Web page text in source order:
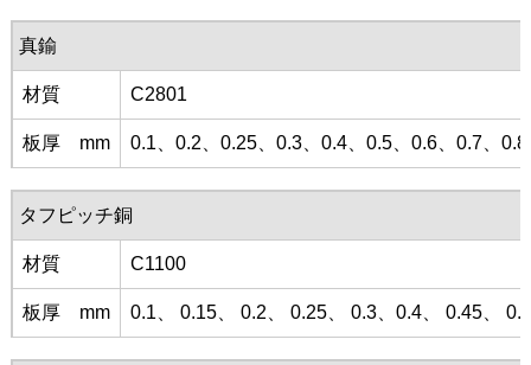
真鍮
材質 C2801
板厚 mm 0.1、0.2、0.25、0.3、0.4、0.5、0.6、0.7、
タフピッチ銅
材質 C1100
板厚 mm 0.1、 0.15、 0.2、 0.25、 0.3、0.4、 0.45、